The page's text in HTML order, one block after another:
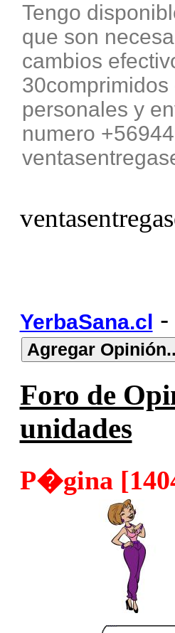
Tengo
que son
cambios
personales y
numero
YerbaSana.cl -
Foro de
unidades
P�gina